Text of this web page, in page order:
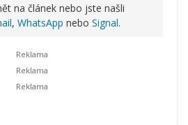
na článek nebo jste našli
, WhatsApp nebo Signal.